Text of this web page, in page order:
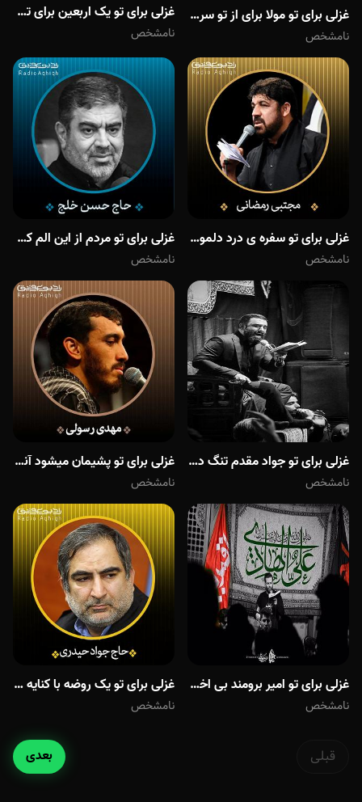
غزلی برای تو مولا برای از تو سرودن غزل کم است مدح حضرت امیرالمومنین علیه السلام
نامشخص
غزلی برای تو یک اربعین برای تو حیران شدم حسین
نامشخص
غزلی برای تو سفره ی درد دلمو برای تو باز میکنم
نامشخص
غزلی برای تو مردم از این الم که نمردم برای تو
نامشخص
غزلی برای تو جواد مقدم تنگ دلم برای تو آقا
نامشخص
غزلی برای تو پشیمان میشود آنکه نمی میرد برای تو
نامشخص
غزلی برای تو امیر برومند بی اختیار برای تو میبارم سرم رو زیر قدم هات میذارم
نامشخص
غزلی برای تو یک روضه با کنایه نوشتم براى تو
نامشخص
قبلی بعدی